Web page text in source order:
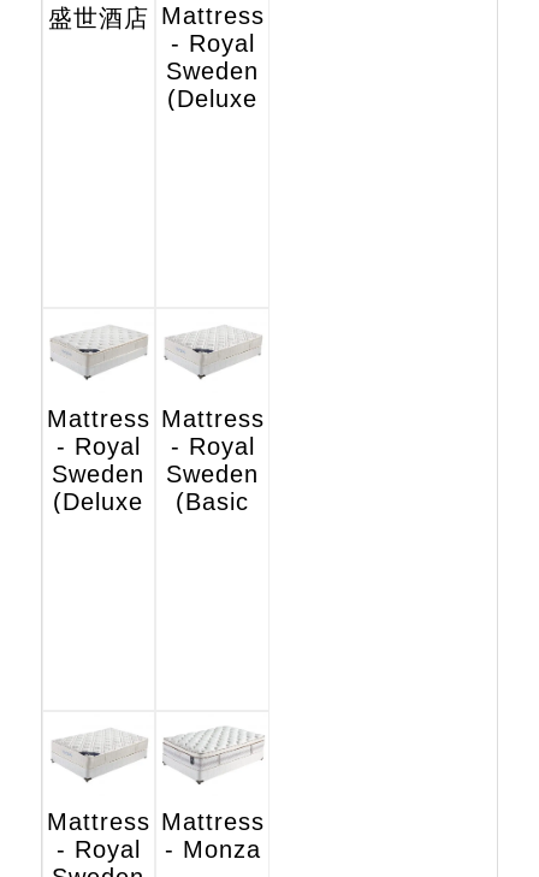
盛世酒店 Mattress
- Royal
Sweden
(Deluxe
Mattress
- Royal
Sweden
(Deluxe
Mattress
- Royal
Sweden
(Basic
Mattress
- Royal
Mattress
- Monza